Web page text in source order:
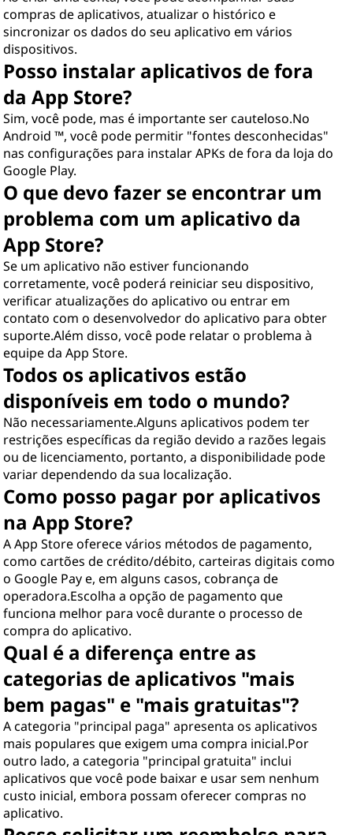
compras de aplicativos, atualizar o histórico e
sincronizar os dados do seu aplicativo em vários
dispositivos.
Posso instalar aplicativos de fora
da App Store?
Sim, você pode, mas é importante ser cauteloso.No
Android ™, você pode permitir "fontes desconhecidas"
nas configurações para instalar APKs de fora da loja do
Google Play.
O que devo fazer se encontrar um
problema com um aplicativo da
App Store?
Se um aplicativo não estiver funcionando
corretamente, você poderá reiniciar seu dispositivo,
verificar atualizações do aplicativo ou entrar em
contato com o desenvolvedor do aplicativo para obter
suporte.Além disso, você pode relatar o problema à
equipe da App Store.
Todos os aplicativos estão
disponíveis em todo o mundo?
Não necessariamente.Alguns aplicativos podem ter
restrições específicas da região devido a razões legais
ou de licenciamento, portanto, a disponibilidade pode
variar dependendo da sua localização.
Como posso pagar por aplicativos
na App Store?
A App Store oferece vários métodos de pagamento,
como cartões de crédito/débito, carteiras digitais como
o Google Pay e, em alguns casos, cobrança de
operadora.Escolha a opção de pagamento que
funciona melhor para você durante o processo de
compra do aplicativo.
Qual é a diferença entre as
categorias de aplicativos "mais
bem pagas" e "mais gratuitas"?
A categoria "principal paga" apresenta os aplicativos
mais populares que exigem uma compra inicial.Por
outro lado, a categoria "principal gratuita" inclui
aplicativos que você pode baixar e usar sem nenhum
custo inicial, embora possam oferecer compras no
aplicativo.